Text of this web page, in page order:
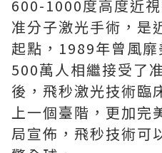
600-1000度高度近
准分子激光手術，是
起點，1989年曾風
500萬人相繼接受了
後，飛秒激光技術臨
上一個臺階，更加完
局宣佈，飛秒技術可